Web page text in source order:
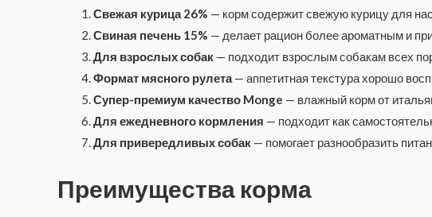
Свежая курица 26% — корм содержит свежую курицу для
Свиная печень 15% — делает рацион более ароматным и
Для взрослых собак — подходит взрослым собакам всех
Формат мясного рулета — аппетитная текстура хорошо
Супер-премиум качество Monge — влажный корм от
Для ежедневного кормления — подходит как
Для привередливых собак — помогает разнообразить
Преимущества корма